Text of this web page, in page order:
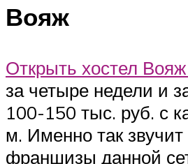
Вояж
Открыть хостел
за четыре недели и
100-150 тыс. руб. с
м. Именно так
франшизы данной